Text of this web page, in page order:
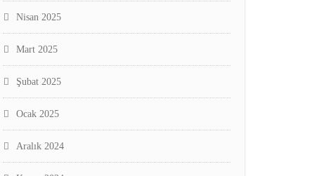
Nisan 2025
Mart 2025
Şubat 2025
Ocak 2025
Aralık 2024